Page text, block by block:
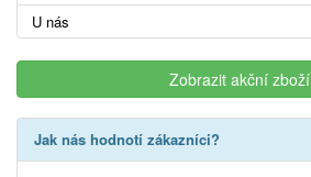
U nás
Zobrazit akční zboží
Jak nás hodnotí zákazníci?